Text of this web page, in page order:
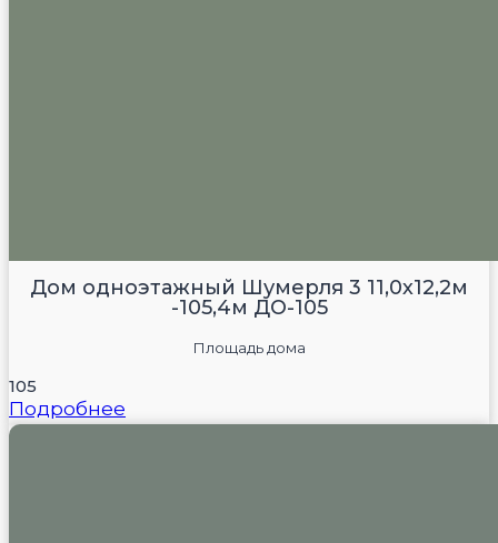
Дом одноэтажный Шумерля 3 11,0х12,2м
-105,4м ДО-105
Площадь дома
105
Подробнее